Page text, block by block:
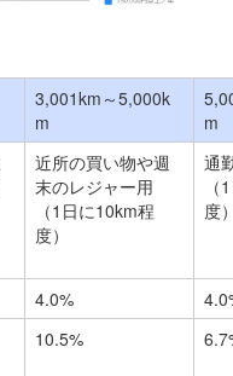
3,001km～5,000k
m
m
近所の買い物や週
末のレジャー用
（1日に10km程
度）
通
度
4.0%
10.5%